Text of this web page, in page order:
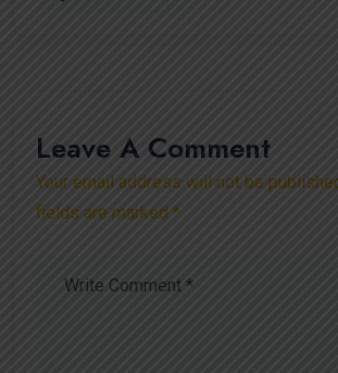
Leave A Comment
Your email address will not be
fields are marked *